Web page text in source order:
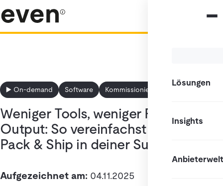
Lösungen
Insights
Anbieterwelt
▶️ On-demand Software Kommissionierung
Weniger Tools, weniger Fehler, mehr
Output: So vereinfachst du Pick,
Pack & Ship in deiner Supply Chain
Aufgezeichnet am: 04.11.2025